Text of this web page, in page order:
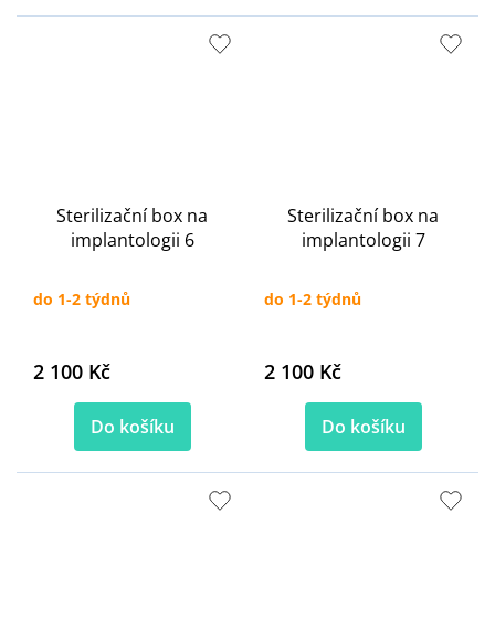
Sterilizační box na
implantologii 6
do 1-2 týdnů
2 100 Kč
Do košíku
Sterilizační box na
implantologii 7
do 1-2 týdnů
2 100 Kč
Do košíku